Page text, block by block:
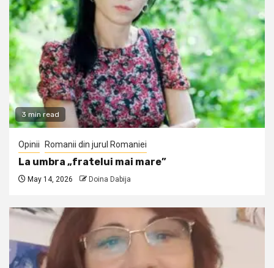
3 min read
Opinii Romanii din jurul Romaniei
La umbra „fratelui mai mare”
May 14, 2026 Doina Dabija